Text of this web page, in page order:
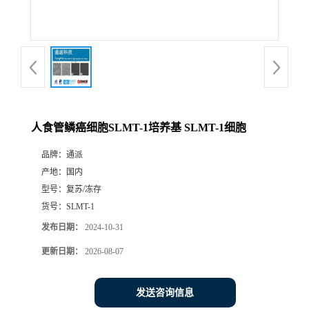
人食管鳞癌细胞SLMT-1培养基 SLMT-1细胞
品牌： 通派
产地：
国内
型号： 复苏/冻存
货号： SLMT-1
发布日期： 2024-10-31
更新日期： 2026-08-07
发送咨询信息